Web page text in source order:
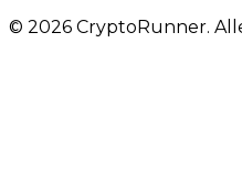
© 2026 CryptoRunner.